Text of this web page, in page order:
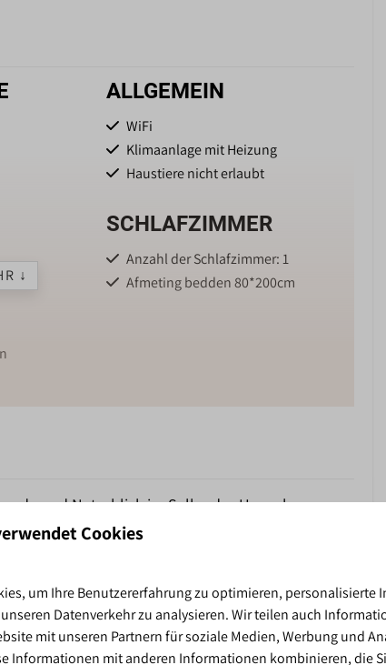
ALLGEMEIN
WiFi
Klimaanlage mit Heizung
Haustiere nicht erlaubt
SCHLAFZIMMER
Anzahl der Schlafzimmer: 1
Afmeting bedden 80*200cm
Binnenzwembad
Buitenspeeltuin
Binnenspeeltuin
Interactieve voetbalmuur
↓
und Naturblick im Sallandse Heuvelrug.
NATUR
am Rande des Campingfeldes, in der Nähe des
einen entspannten Aufenthalt zu zweit. Die offene
Maschine ausgestattet – perfekt für einen guten
Cookies
um Ihre Benutzererfahrung zu optimieren, personalisierte
Datenverkehr zu analysieren. Wir teilen auch
mit unseren Partnern für soziale Medien, Werbung und
Informationen mit anderen Informationen kombinieren, die